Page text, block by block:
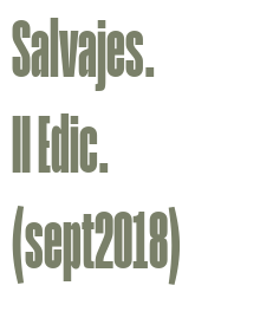
Salvajes.
II Edic.
(sept2018)